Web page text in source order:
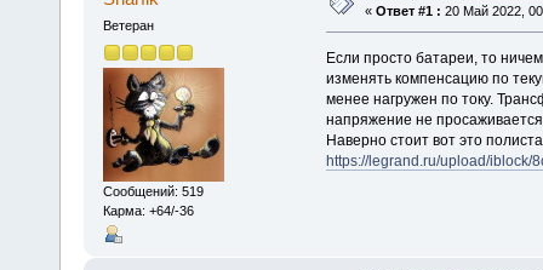
Ветеран
Сообщений: 519
Карма: +64/-36
« Ответ #1 : 20 Май 2022,
Если просто батареи, то
изменять компенсацию по
менее нагружен по току.
напряжение не
Наверно стоит вот это
https://legrand.ru/upload/iblock/